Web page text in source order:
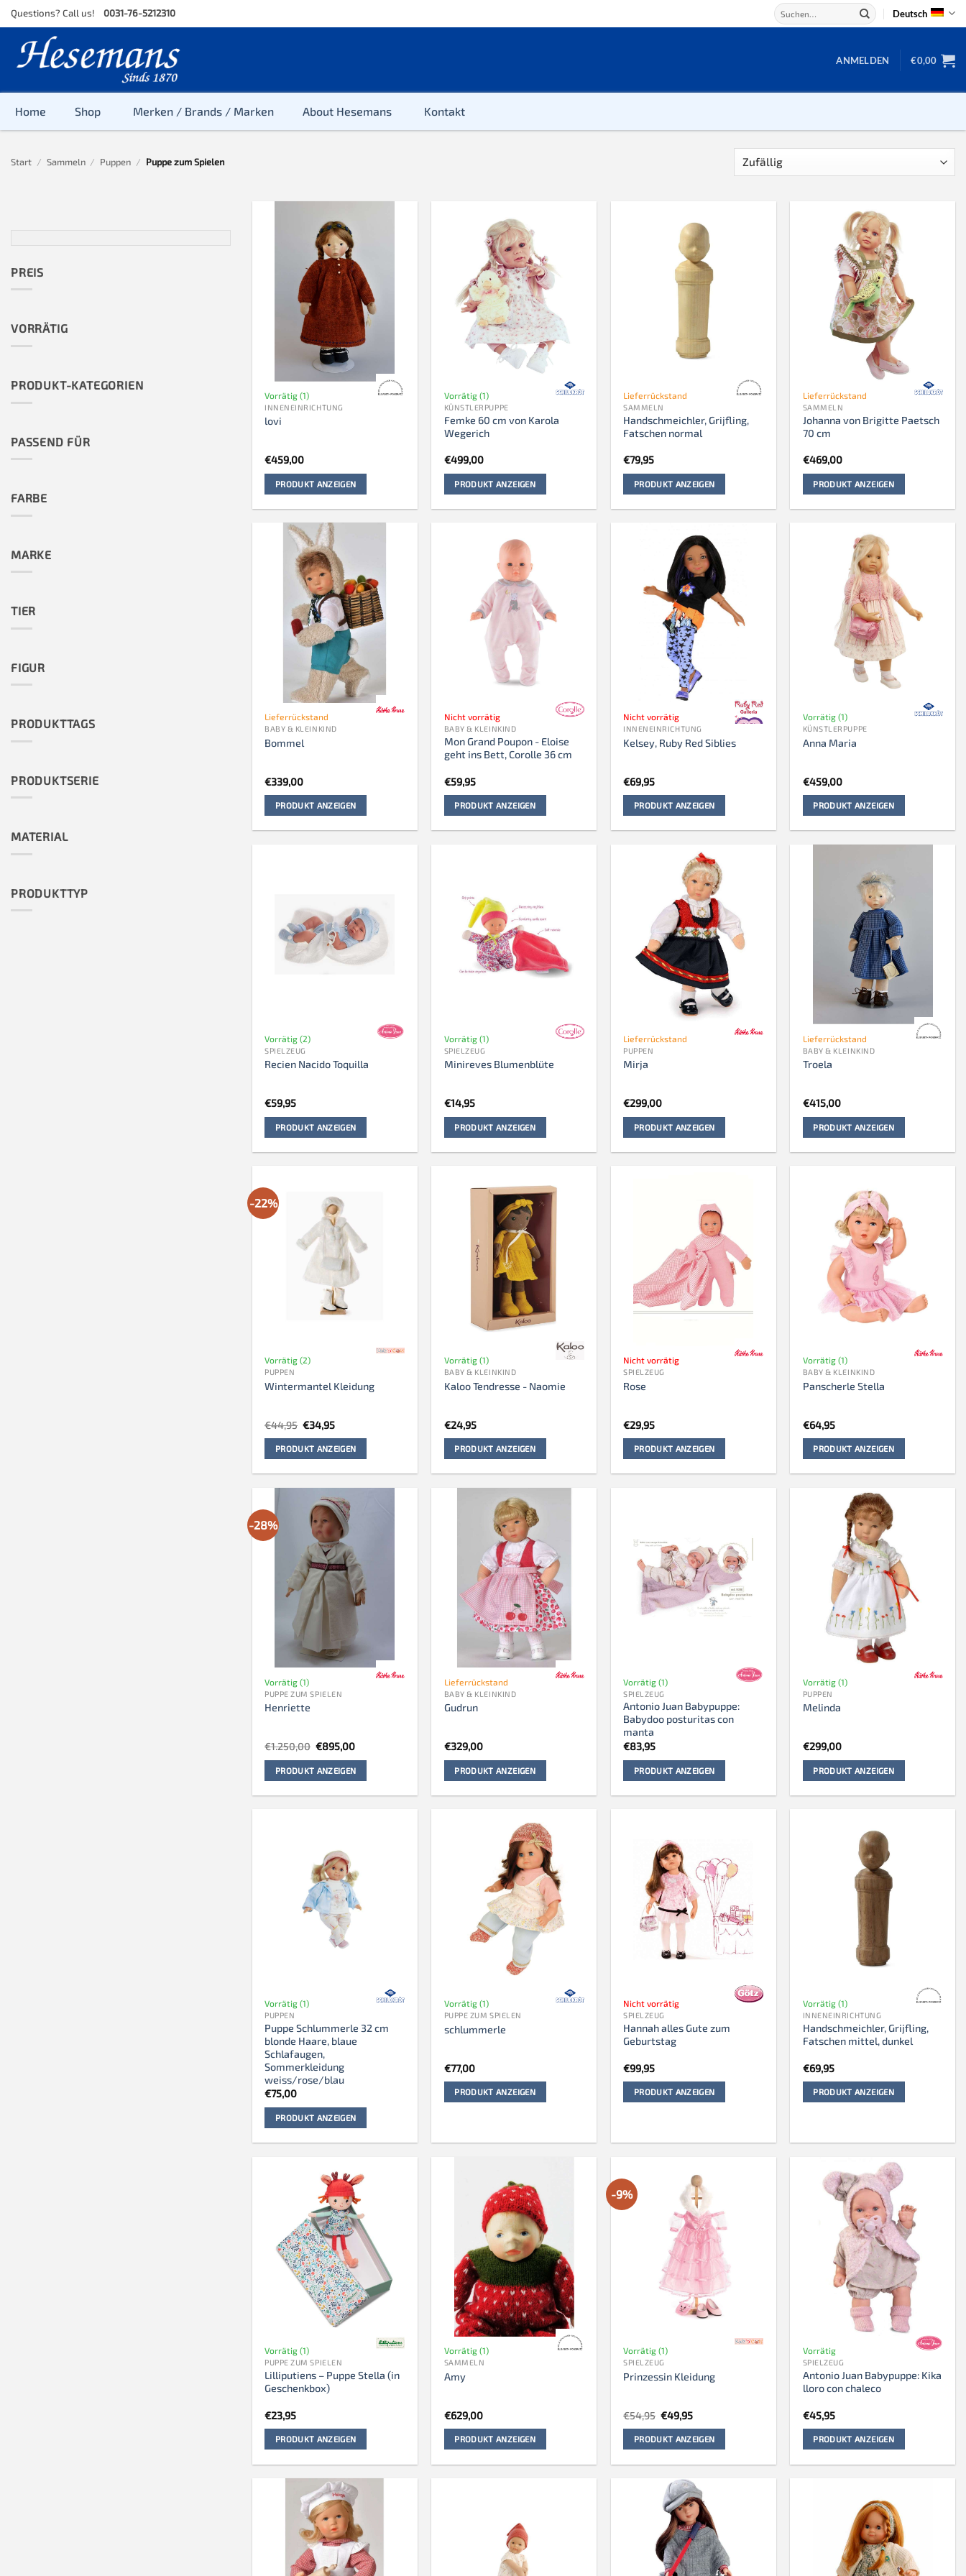
Skip
to
content
Questions? Call us! 0031-76-5212310
Suchen
nach:
Deutsch
ANMELDEN €0,00
Home Shop
Puppe zum Spielen
Merken / Brands / Marken About Hesemans Kontakt
Start / Sammeln / Puppen / Puppe zum Spielen
PREIS
VORRÄTIG
PRODUKT-KATEGORIEN
PASSEND FÜR
FARBE
MARKE
TIER
FIGUR
PRODUKTTAGS
PRODUKTSERIE
MATERIAL
PRODUKTTYP
Vorrätig (1)
INNENEINRICHTUNG
lovi
€459,00
PRODUKT ANZEIGEN
Vorrätig (1)
KÜNSTLERPUPPE
Femke 60 cm von Karola
Wegerich
€499,00
PRODUKT ANZEIGEN
Lieferrückstand
SAMMELN
Handschmeichler, Grijfling,
Fatschen normal
€79,95
PRODUKT ANZEIGEN
Lieferrückstand
SAMMELN
Johanna von Brigitte Paetsch
70 cm
€469,00
PRODUKT ANZEIGEN
Lieferrückstand
BABY & KLEINKIND
Bommel
€339,00
PRODUKT ANZEIGEN
Nicht vorrätig
BABY & KLEINKIND
Mon Grand Poupon - Eloise
geht ins Bett, Corolle 36 cm
€59,95
PRODUKT ANZEIGEN
Nicht vorrätig
INNENEINRICHTUNG
Kelsey, Ruby Red Siblies
€69,95
PRODUKT ANZEIGEN
Vorrätig (1)
KÜNSTLERPUPPE
Anna Maria
€459,00
PRODUKT ANZEIGEN
Vorrätig (2)
SPIELZEUG
Recien Nacido Toquilla
€59,95
PRODUKT ANZEIGEN
Vorrätig (1)
SPIELZEUG
Minireves Blumenblüte
€14,95
PRODUKT ANZEIGEN
Lieferrückstand
PUPPEN
Mirja
€299,00
PRODUKT ANZEIGEN
Lieferrückstand
BABY & KLEINKIND
Troela
€415,00
PRODUKT ANZEIGEN
-22%
Vorrätig (2)
PUPPEN
Wintermantel Kleidung
€44,95 Ursprünglicher
Preis
war:
€44,95
€34,95Aktueller
ist:
€34,95.
PRODUKT ANZEIGEN
Vorrätig (1)
BABY & KLEINKIND
Kaloo Tendresse - Naomie
€24,95
PRODUKT ANZEIGEN
Nicht vorrätig
SPIELZEUG
Rose
€29,95
PRODUKT ANZEIGEN
Vorrätig (1)
BABY & KLEINKIND
Panscherle Stella
€64,95
PRODUKT ANZEIGEN
-28%
Vorrätig (1)
PUPPE ZUM SPIELEN
Henriette
€1.250,00 Ursprünglicher
war:
€1.250,00
€895,00Aktueller
ist:
€895,00.
PRODUKT ANZEIGEN
Lieferrückstand
BABY & KLEINKIND
Gudrun
€329,00
PRODUKT ANZEIGEN
Vorrätig (1)
SPIELZEUG
Antonio Juan Babypuppe:
Babydoo posturitas con
manta
€83,95
PRODUKT ANZEIGEN
Vorrätig (1)
PUPPEN
Melinda
€299,00
PRODUKT ANZEIGEN
Vorrätig (1)
PUPPEN
Puppe Schlummerle 32 cm
blonde Haare, blaue
Schlafaugen,
Sommerkleidung
weiss/rose/blau
€75,00
PRODUKT ANZEIGEN
Vorrätig (1)
PUPPE ZUM SPIELEN
schlummerle
€77,00
PRODUKT ANZEIGEN
Nicht vorrätig
SPIELZEUG
Hannah alles Gute zum
Geburtstag
€99,95
PRODUKT ANZEIGEN
Vorrätig (1)
INNENEINRICHTUNG
Handschmeichler, Grijfling,
Fatschen mittel, dunkel
€69,95
PRODUKT ANZEIGEN
Vorrätig (1)
PUPPE ZUM SPIELEN
Lilliputiens – Puppe Stella (in
Geschenkbox)
€23,95
PRODUKT ANZEIGEN
Vorrätig (1)
SAMMELN
Amy
€629,00
PRODUKT ANZEIGEN
-9%
Vorrätig (1)
SPIELZEUG
Prinzessin Kleidung
€54,95 Ursprünglicher
Preis
war:
€54,95
€49,95Aktueller
ist:
€49,95.
PRODUKT ANZEIGEN
Vorrätig
SPIELZEUG
Antonio Juan Babypuppe: Kika
lloro con chaleco
€45,95
PRODUKT ANZEIGEN